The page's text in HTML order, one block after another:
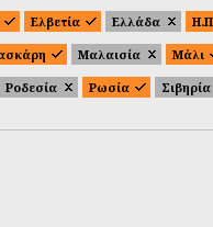
Ελβετία Ελλάδα
Μαλαισία Μάλι
Ροδεσία Ρωσία Σιβηρία